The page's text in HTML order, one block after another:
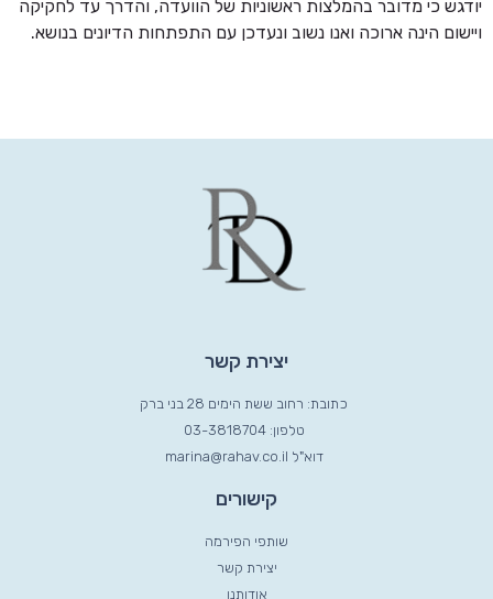
יודגש כי מדובר בהמלצות ראשוניות של הוועדה, והדרך עד לחקיקה
ויישום הינה ארוכה ואנו נשוב ונעדכן עם התפתחות הדיונים בנושא.
יצירת קשר
כתובת: רחוב ששת הימים 28 בני ברק
טלפון: 03-3818704
דוא"ל marina@rahav.co.il
קישורים
שותפי הפירמה
יצירת קשר
אודותנו